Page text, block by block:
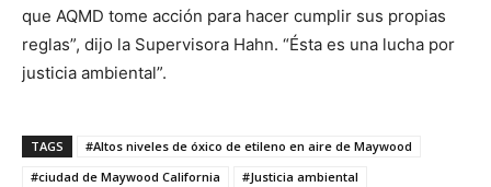
que AQMD tome acción para hacer cumplir sus propias
reglas”, dijo la Supervisora Hahn. “Ésta es una lucha por
justicia ambiental”.
TAGS
#Altos niveles de óxico de etileno en aire de Maywood
#ciudad de Maywood California
#Justicia ambiental